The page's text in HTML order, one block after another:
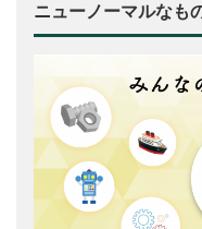
ニューノーマルなも